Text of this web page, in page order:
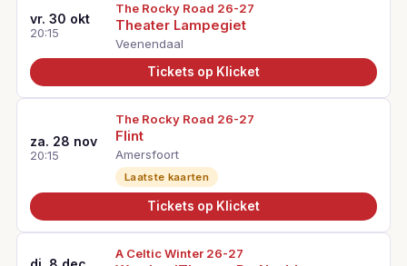
vr. 30 okt
20:15
The Rocky Road 26-27
Theater Lampegiet
Veenendaal
Tickets op Klicket
za. 28 nov
20:15
The Rocky Road 26-27
Flint
Amersfoort
Laatste kaarten
Tickets op Klicket
A Celtic Winter 26-27